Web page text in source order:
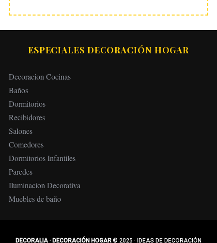
ESPECIALES DECORACIÓN HOGAR
Decoracion Cocinas
Baños
Dormitorios
Recibidores
Salones
Comedores
Dormitorios Infantiles
Paredes
Iluminacion Decorativa
Muebles de baño
DECORALIA · DECORACIÓN HOGAR© 2025 · IDEAS DE DECORACIÓN